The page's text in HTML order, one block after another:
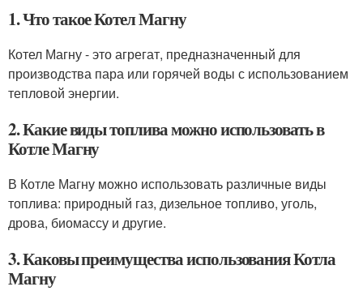
1. Что такое Котел Магну
Котел Магну - это агрегат, предназначенный для
производства пара или горячей воды с использованием
тепловой энергии.
2. Какие виды топлива можно использовать в
Котле Магну
В Котле Магну можно использовать различные виды
топлива: природный газ, дизельное топливо, уголь,
дрова, биомассу и другие.
3. Каковы преимущества использования Котла
Магну